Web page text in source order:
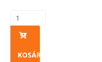
TÖMLŐBILINCS
KOSÁRBA